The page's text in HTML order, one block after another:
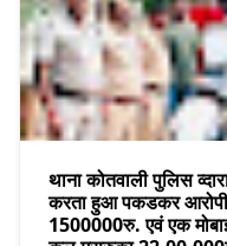
थाना कोतवाली पुलिस
करता हुआ पकडकर
1500000रु. एवं एक